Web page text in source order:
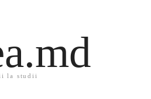
la studii